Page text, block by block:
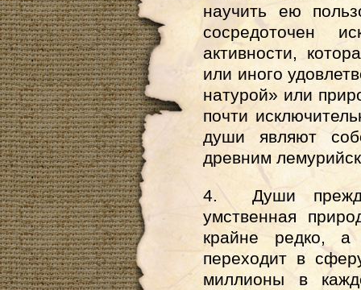
научить ею
сосредоточен
активности,
или иного
натурой» или
почти
души являют
древним
4. Души
умственная
крайне редко, а
переходит в
миллионы в